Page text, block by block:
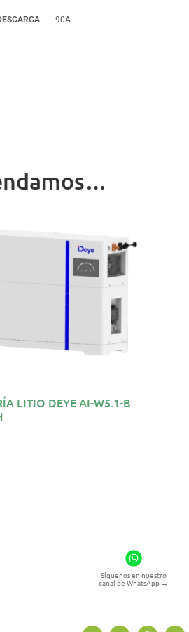
90A
LITIO DEYE AI-W5.1-B
Síguenos en nuestro
canal de WhatsApp →